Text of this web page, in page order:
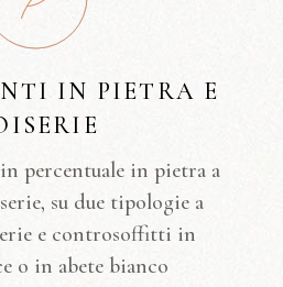
IN PIETRA E
percentuale in pietra a
su due tipologie a
e controsoffitti in
o in abete bianco